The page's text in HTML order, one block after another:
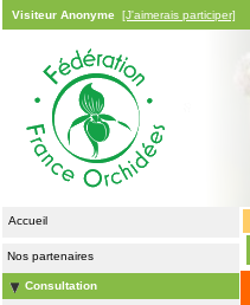
Visiteur Anonyme [J'aimerais participer]
Accueil
Nos partenaires
Consultation